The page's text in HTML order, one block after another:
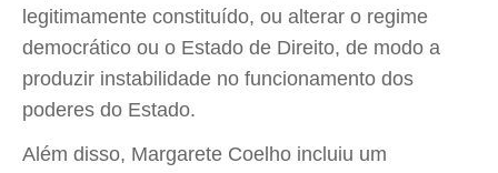
legitimamente constituído, ou alterar o regime
democrático ou o Estado de Direito, de modo a
produzir instabilidade no funcionamento dos
poderes do Estado.
Além disso, Margarete Coelho incluiu um